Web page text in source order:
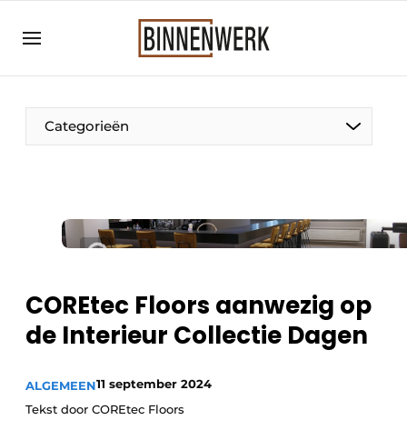
Aanmelden
Bedrijven
Binnenwerk | Hét magazine voor de
Direct contact
Meest gelezen
Nieuwsbrief
Privacy / Cookie statement
Vacature aanmelden
Categorieën
COREtec Floors aanwezig op
de Interieur Collectie Dagen
ALGEMEEN11 september 2024
Tekst door COREtec Floors